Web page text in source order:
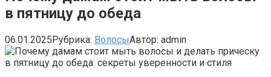
в пятницу до обеда
06.01.2025Рубрика: ВолосыАвтор: admin